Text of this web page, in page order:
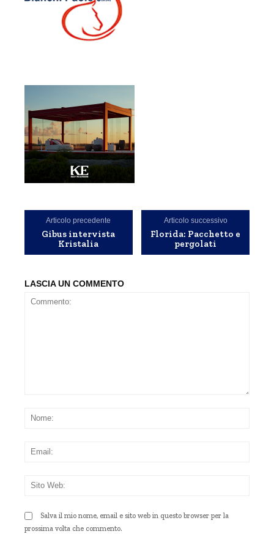
Articolo precedente
Gibus intervista
Kristalia
Articolo successivo
Florida: Pacchetto e
pergolati
LASCIA UN COMMENTO
Salva il mio nome, email e sito web in questo browser per la
prossima volta che commento.